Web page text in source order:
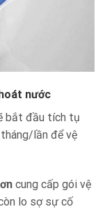
nước
bắt đầu tích tụ
lần để vệ
cung cấp gói vệ
lo sợ sự cố